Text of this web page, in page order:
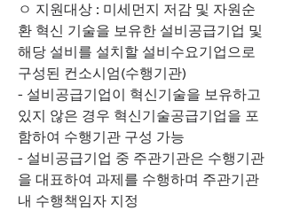
ㅇ 지원대상 : 미세먼지 저감 및 자원순
환 혁신 기술을 보유한 설비공급기업 및
해당 설비를 설치할 설비수요기업으로
구성된 컨소시엄(수행기관)
- 설비공급기업이 혁신기술을 보유하고
있지 않은 경우 혁신기술공급기업을 포
함하여 수행기관 구성 가능
- 설비공급기업 중 주관기관은 수행기관
을 대표하여 과제를 수행하며 주관기관
내 수행책임자 지정